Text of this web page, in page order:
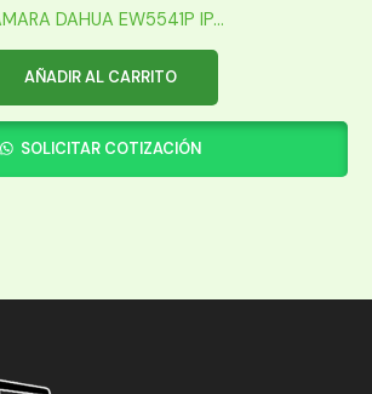
DAHUA EW5541P IP...
AÑADIR AL CARRITO
SOLICITAR COTIZACIÓN